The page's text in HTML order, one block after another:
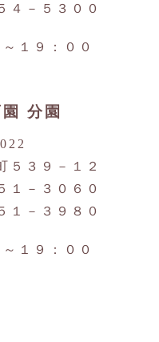
－５３００
１９：００
分園
５３９－１２
－３０６０
－３９８０
１９：００